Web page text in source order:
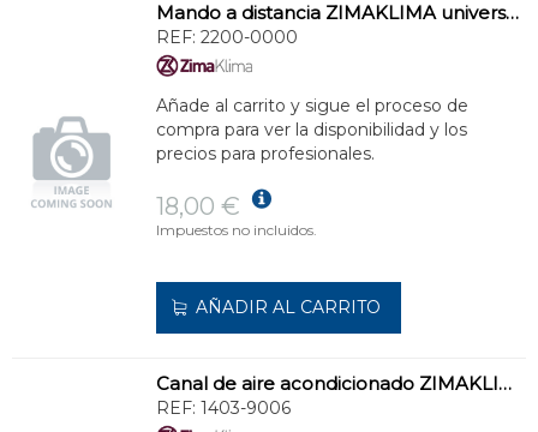
Mando a distancia ZIMAKLIMA universal para aire acondicionado
REF: 2200-0000
Añade al carrito y sigue el proceso de
compra para ver la disponibilidad y los
precios para profesionales.
18,00 €
Impuestos no incluidos.
AÑADIR AL CARRITO
Canal de aire acondicionado ZIMAKLIMA 1403-9006 ancha para sistemas split
REF: 1403-9006